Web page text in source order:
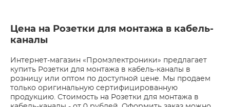
Цена на Розетки для монтажа в кабель-
каналы
Интернет-магазин «Промэлектроники» предлагает
купить Розетки для монтажа в кабель-каналы в
розницу или оптом по доступной цене. Мы продаем
только оригинальную сертифицированную
продукцию. Стоимость на Розетки для монтажа в